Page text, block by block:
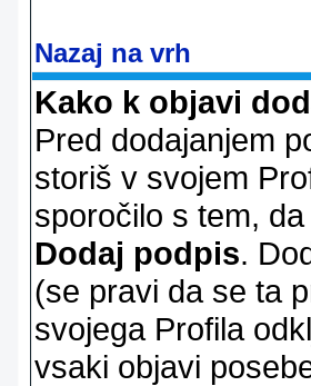
Nazaj na vrh
Kako k objavi
Pred dodajanjem
storiš v svojem
sporočilo s tem,
Dodaj podpis.
(se pravi da se ta
svojega Profila
vsaki objavi